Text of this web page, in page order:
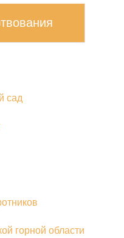
сад
горной области